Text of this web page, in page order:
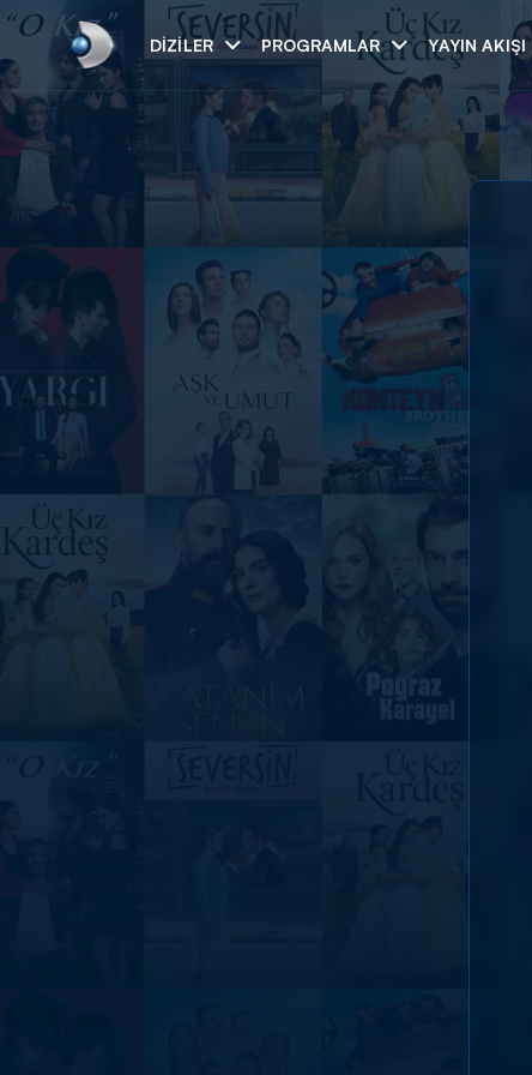
DIZILER PROGRAMLAR YAYIN AKIŞI
Arama
ARAMA SONUÇLARI